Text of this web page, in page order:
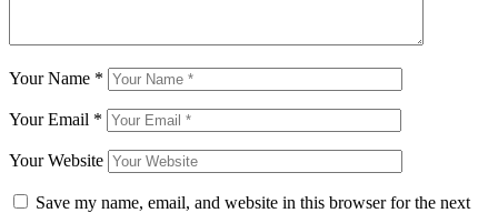
Your Name *
Your Email *
Your Website
Save my name, email, and website in this browser for the next